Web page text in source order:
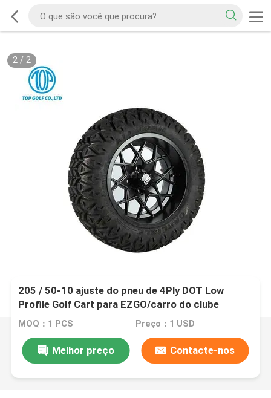
2/ 2
205 / 50-10 ajuste do pneu de 4Ply DOT Low
Profile Golf Cart para EZGO/carro do clube
MOQ：1 PCS Preço：1 USD
Melhor preço Contacte-nos